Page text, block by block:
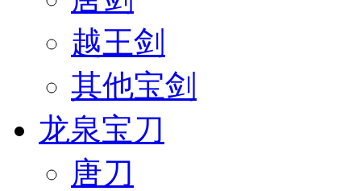
越王剑
其他宝剑
龙泉宝刀
唐刀